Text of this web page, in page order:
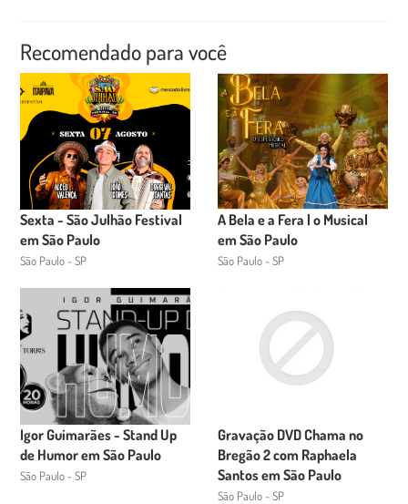
Recomendado para você
Sexta - São Julhão Festival
em São Paulo
São Paulo - SP
A Bela e a Fera | o Musical
em São Paulo
São Paulo - SP
Igor Guimarães - Stand Up
de Humor em São Paulo
São Paulo - SP
Gravação DVD Chama no
Bregão 2 com Raphaela
Santos em São Paulo
São Paulo - SP